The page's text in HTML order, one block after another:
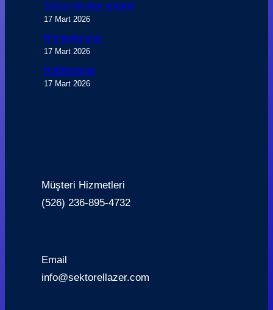
Sıkça sorulan sorular
17 Mart 2026
Hizmetlerimiz
17 Mart 2026
Hakkımızda
17 Mart 2026
Müşteri Hizmetleri
(526) 236-895-4732
Email
info@sektorellazer.com